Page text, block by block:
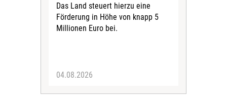
Das Land steuert hierzu eine
Förderung in Höhe von knapp 5
Millionen Euro bei.
04.08.2026